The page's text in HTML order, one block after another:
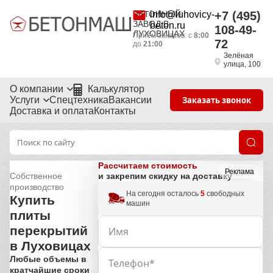
БЕТОННЫЙ
ЗАВОД В
ЛУХОВИЦАХ
info@luhovicy-
beton.ru
Приём заказов: с 8:00
до 21:00
+7 (495)
108-49-
72
Зелёная
улица, 100
О компании
Калькулятор
Услуги
СпецтехникаВакансии
Доставка и оплатаКонтакты
Заказать звонок
Реклама
Собственное
производство
Купить
плиты
перекрытий
в Луховицах
Любые объемы в
кратчайшие сроки
Рассчитаем стоимость
и закрепим скидку на доставку
На сегодня осталось5 свободных
машин